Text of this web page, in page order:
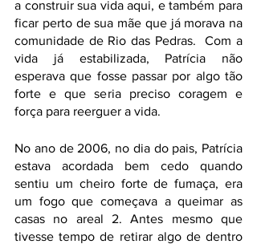
a construir sua vida aqui, e também para
ficar perto de sua mãe que já morava na
comunidade de Rio das Pedras.  Com a
vida já estabilizada, Patrícia não
esperava que fosse passar por algo tão
forte e que seria preciso coragem e
força para reerguer a vida.
No ano de 2006, no dia do pais, Patrícia
estava acordada bem cedo quando
sentiu um cheiro forte de fumaça, era
um fogo que começava a queimar as
casas no areal 2. Antes mesmo que
tivesse tempo de retirar algo de dentro